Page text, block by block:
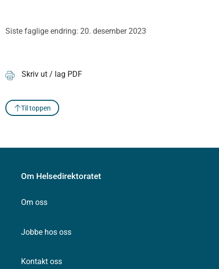
Siste faglige endring: 20. desember 2023
Skriv ut / lag PDF
Til toppen
Om Helsedirektoratet
Om oss
Jobbe hos oss
Kontakt oss